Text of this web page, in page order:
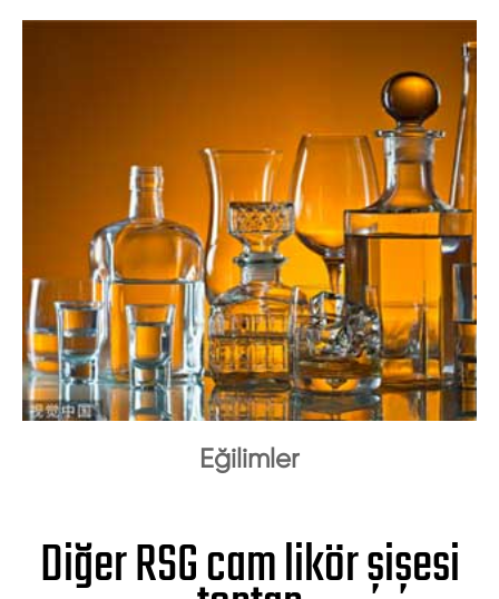
Eğilimler
Diğer RSG cam likör şişesi